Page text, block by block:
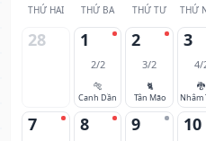
THỨ HAI THỨ BA THỨ TƯ THỨ
28 1
2/2
🐅
Canh Dần
2
3/2
🐈
Tân Mão
3
4/
🐉
Nhâm
7 8 9 10